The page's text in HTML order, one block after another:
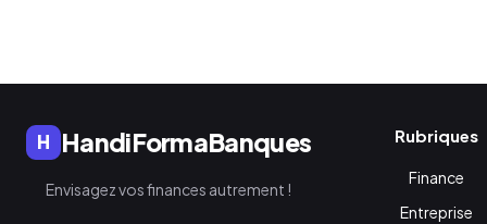
H HandiFormaBanques
Envisagez vos finances autrement !
Rubriques
Finance
Entreprise